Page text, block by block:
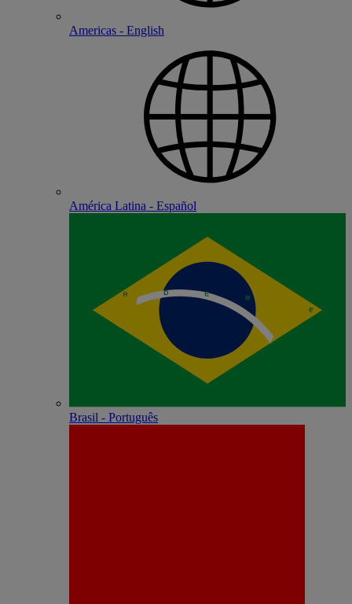
Americas - English
América Latina - Español
Brasil - Português